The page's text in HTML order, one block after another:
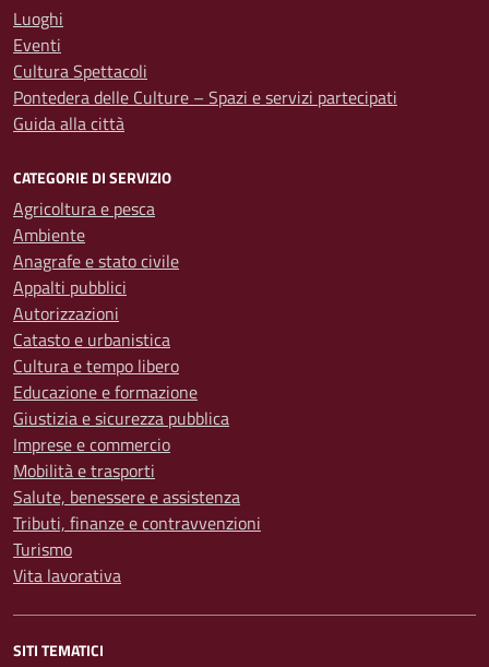
Luoghi
Eventi
Cultura Spettacoli
Pontedera delle Culture – Spazi e servizi partecipati
Guida alla città
CATEGORIE DI SERVIZIO
Agricoltura e pesca
Ambiente
Anagrafe e stato civile
Appalti pubblici
Autorizzazioni
Catasto e urbanistica
Cultura e tempo libero
Educazione e formazione
Giustizia e sicurezza pubblica
Imprese e commercio
Mobilità e trasporti
Salute, benessere e assistenza
Tributi, finanze e contravvenzioni
Turismo
Vita lavorativa
SITI TEMATICI